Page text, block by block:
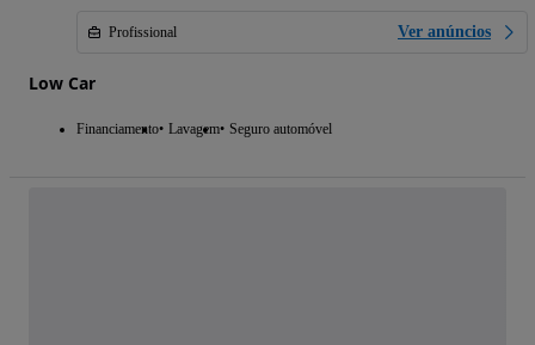
Profissional Ver anúncios
Low Car
Financiamento Lavagem Seguro automóvel